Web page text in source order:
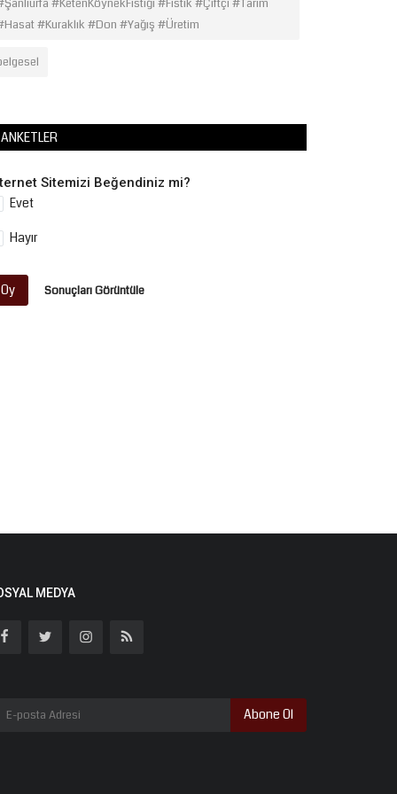
#KetenKöynekFıstığı #Fıstık #Çiftçi #Tarım
#Kuraklık #Don #Yağış #Üretim
ANKETLER
Sitemizi Beğendiniz mi?
Evet
Hayır
Oy Sonuçları Görüntüle
MEDYA
Abone Ol